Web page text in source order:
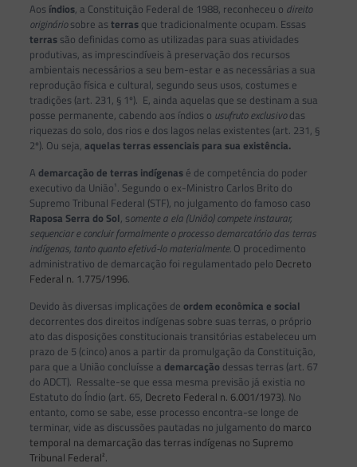
Aos índios, a Constituição Federal de 1988, reconheceu o direito
origináriosobre as terras que tradicionalmente ocupam. Essas
terrassão definidas como as utilizadas para suas atividades
produtivas, as imprescindíveis à preservação dos recursos
ambientais necessários a seu bem-estar e as necessárias a sua
reprodução física e cultural, segundo seus usos, costumes e
tradições (art. 231, § 1º). E, ainda aquelas que se destinam a sua
posse permanente, cabendo aos índios o usufruto exclusivodas
riquezas do solo, dos rios e dos lagos nelas existentes (art. 231, §
2º). Ou seja, aquelas terras essenciais para sua existência.
A demarcação de terras indígenas é de competência do poder
executivo da União¹. Segundo o ex-Ministro Carlos Brito do
Supremo Tribunal Federal (STF), no julgamento do famoso caso
Raposa Serra do Sol, somente a ela (União) compete instaurar,
sequenciar e concluir formalmente o processo demarcatório das terras
indígenas, tanto quanto efetivá-lo materialmente. O procedimento
administrativo de demarcação foi regulamentado pelo Decreto
Federal n. 1.775/1996.
Devido às diversas implicações de ordem econômica e social
decorrentes dos direitos indígenas sobre suas terras, o próprio
ato das disposições constitucionais transitórias estabeleceu um
prazo de 5 (cinco) anos a partir da promulgação da Constituição,
para que a União concluísse a demarcação dessas terras (art. 67
do ADCT). Ressalte-se que essa mesma previsão já existia no
Estatuto do Índio (art. 65, Decreto Federal n. 6.001/1973). No
entanto, como se sabe, esse processo encontra-se longe de
terminar, vide as discussões pautadas no julgamento do marco
temporal na demarcação das terras indígenas no Supremo
Tribunal Federal².